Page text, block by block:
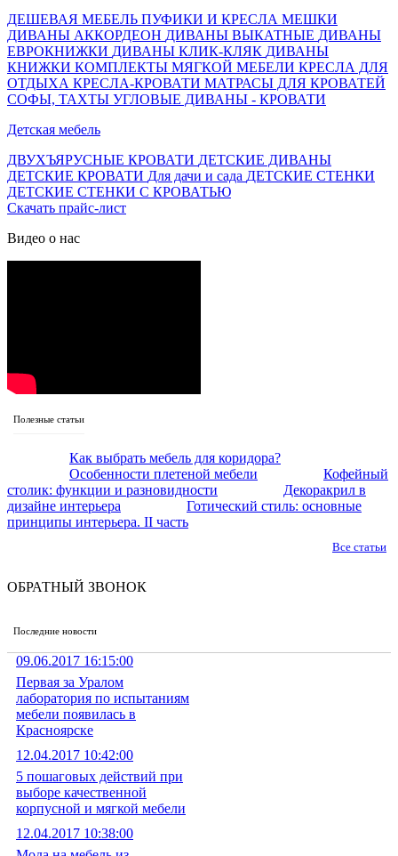
ДЕШЕВАЯ МЕБЕЛЬ ПУФИКИ И КРЕСЛА МЕШКИ
ДИВАНЫ АККОРДЕОН ДИВАНЫ ВЫКАТНЫЕ ДИВАНЫ
ЕВРОКНИЖКИ ДИВАНЫ КЛИК-КЛЯК ДИВАНЫ
КНИЖКИ КОМПЛЕКТЫ МЯГКОЙ МЕБЕЛИ КРЕСЛА ДЛЯ
ОТДЫХА КРЕСЛА-КРОВАТИ МАТРАСЫ ДЛЯ КРОВАТЕЙ
СОФЫ, ТАХТЫ УГЛОВЫЕ ДИВАНЫ - КРОВАТИ
Детская мебель
ДВУХЪЯРУСНЫЕ КРОВАТИ ДЕТСКИЕ ДИВАНЫ
ДЕТСКИЕ КРОВАТИ Для дачи и сада ДЕТСКИЕ СТЕНКИ
ДЕТСКИЕ СТЕНКИ С КРОВАТЬЮ
Скачать прайс-лист
Видео о нас
Полезные статьи
Как выбрать мебель для коридора?
Особенности плетеной мебели
Кофейный
столик: функции и разновидности
Декоракрил в
дизайне интерьера
Готический стиль: основные
принципы интерьера. II часть
Все статьи
ОБРАТНЫЙ ЗВОНОК
Последние новости
09.06.2017 16:15:00
Первая за Уралом
лаборатория по испытаниям
мебели появилась в
Красноярске
12.04.2017 10:42:00
5 пошаговых действий при
выборе качественной
корпусной и мягкой мебели
12.04.2017 10:38:00